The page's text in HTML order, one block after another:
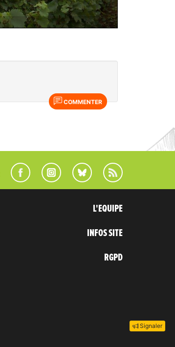
COMMENTER
Signaler
L'EQUIPE
INFOS SITE
RGPD